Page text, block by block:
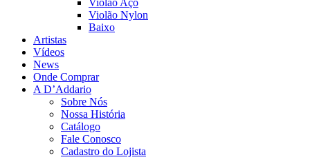
Violão Aço
Violão Nylon
Baixo
Artistas
Vídeos
News
Onde Comprar
A D’Addario
Sobre Nós
Nossa História
Catálogo
Fale Conosco
Cadastro do Lojista